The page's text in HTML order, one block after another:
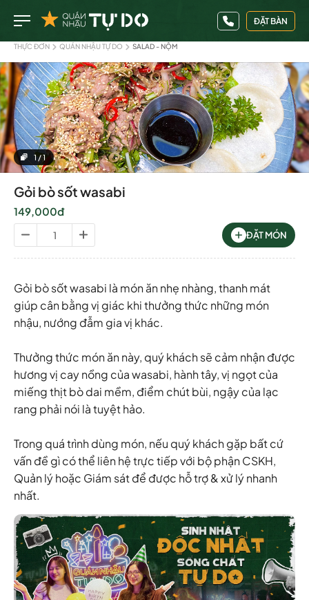
ĐẶT BÀN
THỰC ĐƠN QUÁN NHẬU TỰ DO SALAD - NỘM
1/1
Gỏi bò sốt wasabi
149,000đ
ĐẶT MÓN
Gỏi bò sốt wasabi là món ăn nhẹ nhàng, thanh mát
giúp cân bằng vị giác khi thưởng thức những món
nhậu, nướng đẫm gia vị khác.
Thưởng thức món ăn này, quý khách sẽ cảm nhận được
hương vị cay nồng của wasabi, hành tây, vị ngọt của
miếng thịt bò dai mềm, điểm chút bùi, ngậy của lạc
rang phải nói là tuyệt hảo.
Trong quá trình dùng món, nếu quý khách gặp bất cứ
vấn đề gì có thể liên hệ trực tiếp với bộ phận CSKH,
Quản lý hoặc Giám sát để được hỗ trợ & xử lý nhanh
nhất.